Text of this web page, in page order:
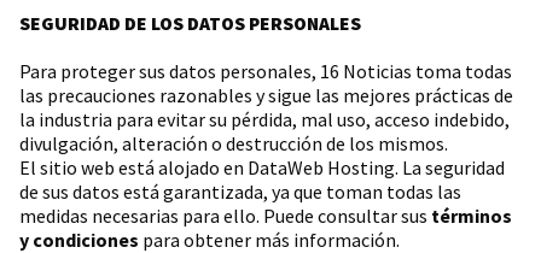
SEGURIDAD DE LOS DATOS PERSONALES
Para proteger sus datos personales, 16 Noticias toma todas
las precauciones razonables y sigue las mejores prácticas de
la industria para evitar su pérdida, mal uso, acceso indebido,
divulgación, alteración o destrucción de los mismos.
El sitio web está alojado en DataWeb Hosting. La seguridad
de sus datos está garantizada, ya que toman todas las
medidas necesarias para ello. Puede consultar sus términos
y condiciones para obtener más información.